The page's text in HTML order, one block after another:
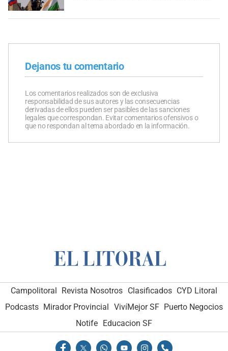
Dejanos tu comentario
Los comentarios realizados son de exclusiva
responsabilidad de sus autores y las consecuencias
derivadas de ellos pueden ser pasibles de las sanciones
legales que correspondan. Evitar comentarios ofensivos o
que no respondan al tema abordado en la información.
Campolitoral Revista Nosotros Clasificados CYD Litoral
Podcasts Mirador Provincial VivíMejor SF Puerto Negocios
Notife Educacion SF